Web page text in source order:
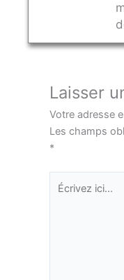
Laisser
Votre adresse
Les champs
*
Écrivez
ici…